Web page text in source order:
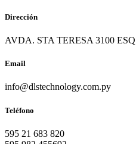
Dirección
AVDA. STA TERESA 3100
Email
info@dlstechnology.com.py
Teléfono
595 21 683 820